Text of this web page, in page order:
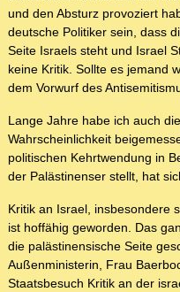
und den Absturz provoziert
deutsche Politiker sein, dass
Seite Israels steht und Israel
keine Kritik. Sollte es jemand
dem Vorwurf des
Lange Jahre habe ich auch
Wahrscheinlichkeit
politischen Kehrtwendung in
der Palästinenser stellt, hat
Kritik an Israel, insbesondere
ist hoffähig geworden. Das
die palästinensische Seite
Außenministerin, Frau
Staatsbesuch Kritik an der